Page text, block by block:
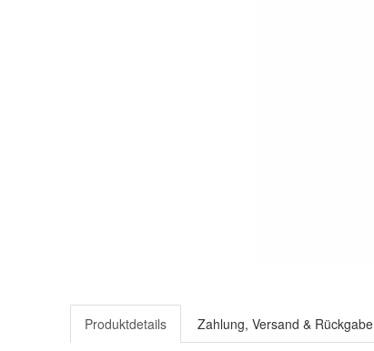
Produktdetails Zahlung, Versand & Rückgabe